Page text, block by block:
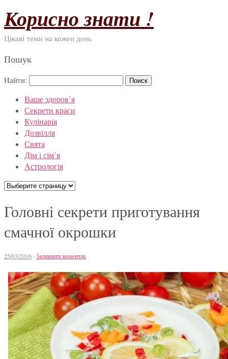
Корисно знати !
Цікаві теми на кожен день
Пошук
Найти:
Ваше здоров’я
Секрети краси
Кулінарія
Дозвілля
Свята
Дім і сім’я
Астрологія
Головні секрети приготування
смачної окрошки
25/03/2016 · Залишити коментар